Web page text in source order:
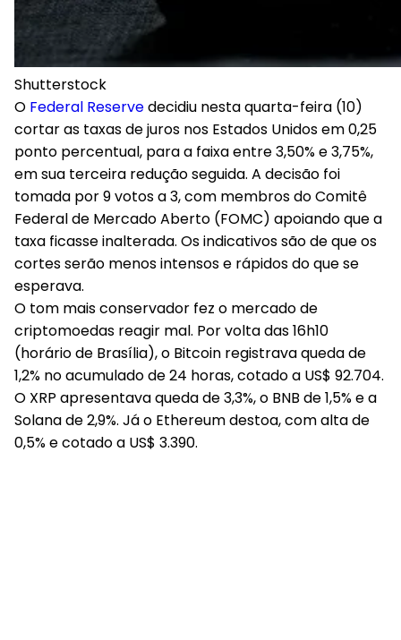
Shutterstock
O Federal Reservedecidiu nesta quarta-feira (10)
cortar as taxas de juros nos Estados Unidos em 0,25
ponto percentual, para a faixa entre 3,50% e 3,75%,
em sua terceira redução seguida. A decisão foi
tomada por 9 votos a 3, com membros do Comitê
Federal de Mercado Aberto (FOMC) apoiando que a
taxa ficasse inalterada. Os indicativos são de que os
cortes serão menos intensos e rápidos do que se
esperava.
O tom mais conservador fez o mercado de
criptomoedas reagir mal. Por volta das 16h10
(horário de Brasília), o Bitcoin registrava queda de
1,2% no acumulado de 24 horas, cotado a US$ 92.704.
O XRP apresentava queda de 3,3%, o BNB de 1,5% e a
Solana de 2,9%. Já o Ethereum destoa, com alta de
0,5% e cotado a US$ 3.390.